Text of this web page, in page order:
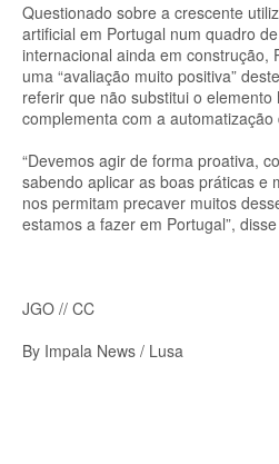
Questionado sobre a crescente
artificial em Portugal num quadro
internacional ainda em construção,
uma “avaliação muito positiva”
referir que não substitui o
complementa com a automatização
“Devemos agir de forma proativa,
sabendo aplicar as boas práticas e
nos permitam precaver muitos
estamos a fazer em Portugal”, disse
JGO // CC
By Impala News / Lusa